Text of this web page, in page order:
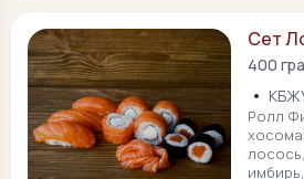
Сет
400
•
Ролл